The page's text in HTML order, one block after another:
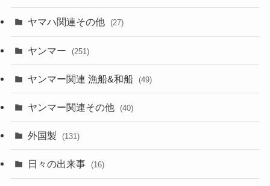
ヤマハ関連その他 (27)
ヤンマー (251)
ヤンマー関連 漁船&和船 (49)
ヤンマー関連その他 (40)
外国製 (131)
日々の出来事 (16)